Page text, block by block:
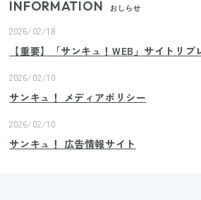
INFORMATION おしらせ
2026/02/18
【重要】「サンキュ！WEB」サイトリ
2026/02/10
サンキュ！ メディアポリシー
2026/02/10
サンキュ！ 広告情報サイト